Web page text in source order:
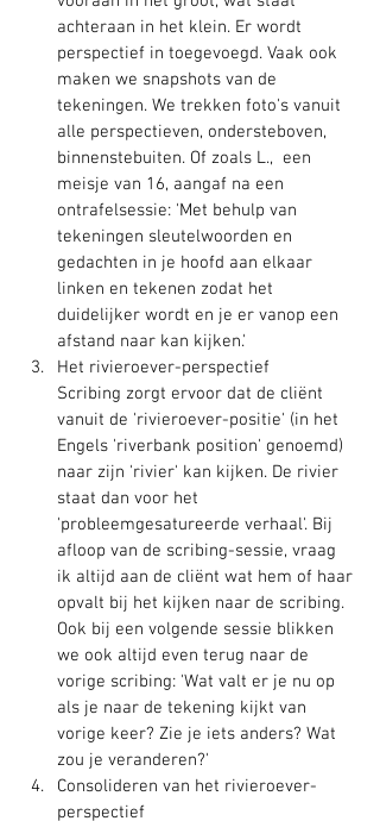
achteraan in het klein. Er wordt
perspectief in toegevoegd. Vaak ook
maken we snapshots van de
tekeningen. We trekken foto's vanuit
alle perspectieven, ondersteboven,
binnenstebuiten. Of zoals L.,  een
meisje van 16, aangaf na een
ontrafelsessie: 'Met behulp van
tekeningen sleutelwoorden en
gedachten in je hoofd aan elkaar
linken en tekenen zodat het
duidelijker wordt en je er vanop een
afstand naar kan kijken.'
Het rivieroever-perspectief
Scribing zorgt ervoor dat de cliënt
vanuit de 'rivieroever-positie' (in het
Engels 'riverbank position' genoemd)
naar zijn 'rivier' kan kijken. De rivier
staat dan voor het
'probleemgesatureerde verhaal'. Bij
afloop van de scribing-sessie, vraag
ik altijd aan de cliënt wat hem of haar
opvalt bij het kijken naar de scribing.
Ook bij een volgende sessie blikken
we ook altijd even terug naar de
vorige scribing: 'Wat valt er je nu op
als je naar de tekening kijkt van
vorige keer? Zie je iets anders? Wat
zou je veranderen?'
Consolideren van het rivieroever-
perspectief